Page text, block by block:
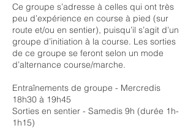
Ce groupe s’adresse à celles qui ont très
peu d’expérience en course à pied (sur
route et/ou en sentier), puisqu’il s’agit d’un
groupe d’initiation à la course. Les sorties
de ce groupe se feront selon un mode
d’alternance course/marche.
Entraînements de groupe - Mercredis
18h30 à 19h45
Sorties en sentier - Samedis 9h (durée 1h-
1h15)